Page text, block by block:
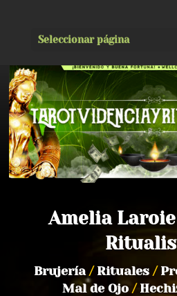
Seleccionar página
Amelia Laroie
Brujería /Rituales /
Mal de Ojo /